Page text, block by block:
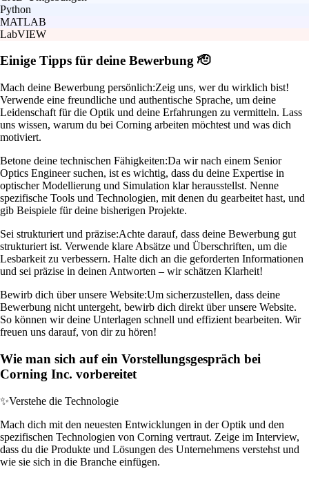
Python
MATLAB
LabVIEW
Einige Tipps für deine Bewerbung 🫡
Mach deine Bewerbung persönlich:Zeig uns, wer du wirklich bist!
Verwende eine freundliche und authentische Sprache, um deine
Leidenschaft für die Optik und deine Erfahrungen zu vermitteln. Lass
uns wissen, warum du bei Corning arbeiten möchtest und was dich
motiviert.
Betone deine technischen Fähigkeiten:Da wir nach einem Senior
Optics Engineer suchen, ist es wichtig, dass du deine Expertise in
optischer Modellierung und Simulation klar herausstellst. Nenne
spezifische Tools und Technologien, mit denen du gearbeitet hast, und
gib Beispiele für deine bisherigen Projekte.
Sei strukturiert und präzise:Achte darauf, dass deine Bewerbung gut
strukturiert ist. Verwende klare Absätze und Überschriften, um die
Lesbarkeit zu verbessern. Halte dich an die geforderten Informationen
und sei präzise in deinen Antworten – wir schätzen Klarheit!
Bewirb dich über unsere Website:Um sicherzustellen, dass deine
Bewerbung nicht untergeht, bewirb dich direkt über unsere Website.
So können wir deine Unterlagen schnell und effizient bearbeiten. Wir
freuen uns darauf, von dir zu hören!
Wie man sich auf ein Vorstellungsgespräch bei
Corning Inc. vorbereitet
✨Verstehe die Technologie
Mach dich mit den neuesten Entwicklungen in der Optik und den
spezifischen Technologien von Corning vertraut. Zeige im Interview,
dass du die Produkte und Lösungen des Unternehmens verstehst und
wie sie sich in die Branche einfügen.